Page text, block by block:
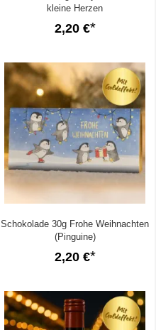
kleine Herzen
2,20 €
Schokolade 30g Frohe Weihnachten
(Pinguine)
2,20 €